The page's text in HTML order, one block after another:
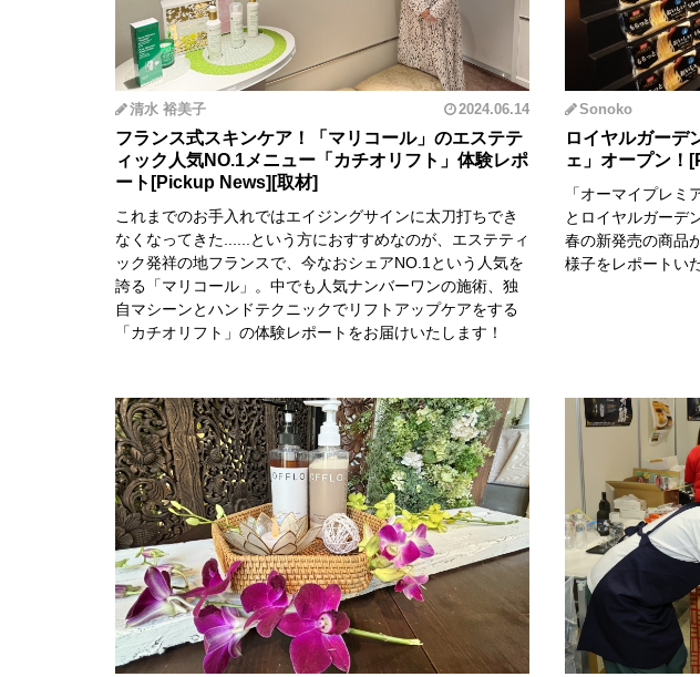
清水 裕美子 2024.06.14
フランス式スキンケア！「マリコール」のエステテ
ィック人気NO.1メニュー「カチオリフト」体験レポ
ート
これまでのお手入れではエイジングサインに太刀打ちでき
なくなってきた......という方におすすめなのが、エステティ
ック発祥の地フランスで、今なおシェアNO.1という人気を
誇る「マリコール」。中でも人気ナンバーワンの施術、独
自マシーンとハンドテクニックでリフトアップケアをする
「カチオリフト」の体験レポートをお届けいたします！
Sonoko
ロイヤルガーデ
ェ」オープン！
「オーマイプレ
とロイヤルガーデ
春の新発売の商品
様子をレポートい